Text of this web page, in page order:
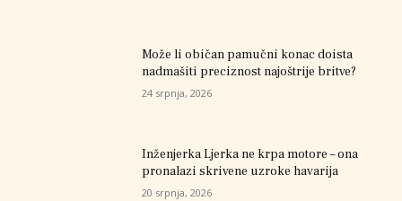
Može li običan pamučni konac doista
nadmašiti preciznost najoštrije britve?
24 srpnja, 2026
Inženjerka Ljerka ne krpa motore – ona
pronalazi skrivene uzroke havarija
20 srpnja, 2026